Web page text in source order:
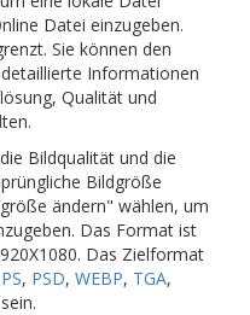
Datei einzugeben.
Sie können den
Informationen
Qualität und
Bildqualität und die
Bildgröße
ändern" wählen, um
Das Format ist
Das Zielformat
PS, PSD, WEBP, TGA,
sein.